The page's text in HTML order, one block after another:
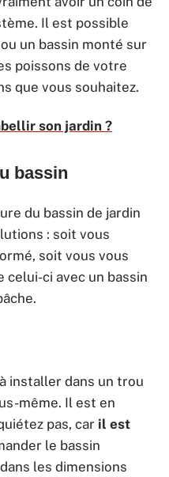
Il est possible
un bassin monté sur
poissons de votre
que vous souhaitez.
son jardin ?
bassin
du bassin de jardin
: soit vous
soit vous vous
celui-ci avec un bassin
installer dans un trou
même. Il est en
pas, car il est
le bassin
les dimensions